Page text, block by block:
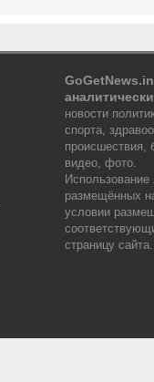
новости
спорта,
происшествия,
видео, фото.
размещённых
условии
страницу сайта.